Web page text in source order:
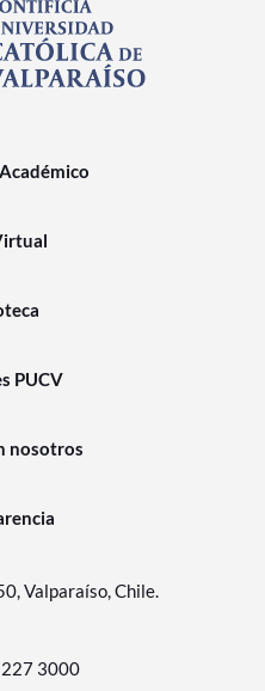
PUCV
nosotros
Valparaíso, Chile.
3000